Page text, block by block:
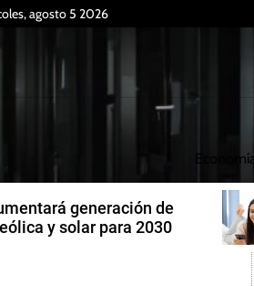
agosto 5 2026
Economía
generación de
y solar para 2030